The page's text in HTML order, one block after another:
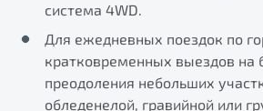
система 4WD.
Для ежедневных поездок по
кратковременных выездов на
преодоления небольших
обледенелой, гравийной или